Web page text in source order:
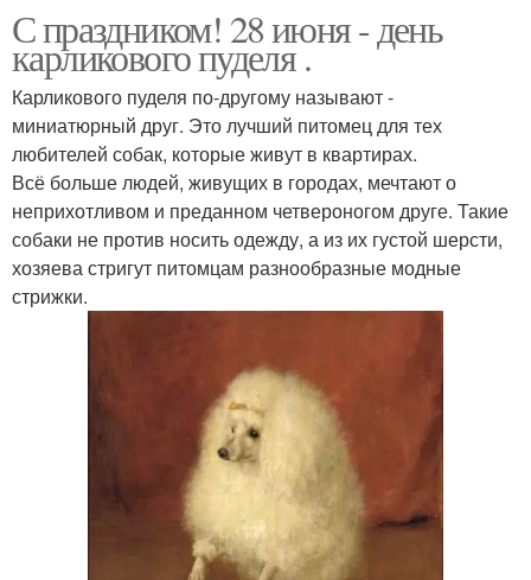
С праздником! 28 июня - день
карликового пуделя .
Карликового пуделя по-другому называют -
миниатюрный друг. Это лучший питомец для тех
любителей собак, которые живут в квартирах.
Всё больше людей, живущих в городах, мечтают о
неприхотливом и преданном четвероногом друге. Такие
собаки не против носить одежду, а из их густой шерсти,
хозяева стригут питомцам разнообразные модные
стрижки.